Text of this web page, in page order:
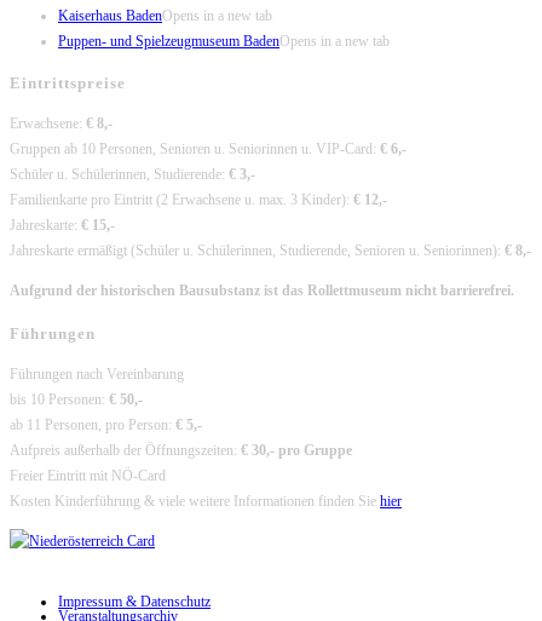
Kaiserhaus BadenOpens in a new tab
Puppen- und Spielzeugmuseum BadenOpens in a new tab
Eintrittspreise
Erwachsene: € 8,-
Gruppen ab 10 Personen, Senioren u. Seniorinnen u. VIP-Card: € 6,-
Schüler u. Schülerinnen, Studierende: € 3,-
Familienkarte pro Eintritt (2 Erwachsene u. max. 3 Kinder): € 12,-
Jahreskarte: € 15,-
Jahreskarte ermäßigt (Schüler u. Schülerinnen, Studierende, Senioren u. Seniorinnen): € 8,-
Aufgrund der historischen Bausubstanz ist das Rollettmuseum nicht barrierefrei.
Führungen
Führungen nach Vereinbarung
bis 10 Personen: € 50,-
ab 11 Personen, pro Person: € 5,-
Aufpreis außerhalb der Öffnungszeiten: € 30,- pro Gruppe
Freier Eintritt mit NÖ-Card
Kosten Kinderführung & viele weitere Informationen finden Sie hier
Impressum & Datenschutz
Veranstaltungsarchiv